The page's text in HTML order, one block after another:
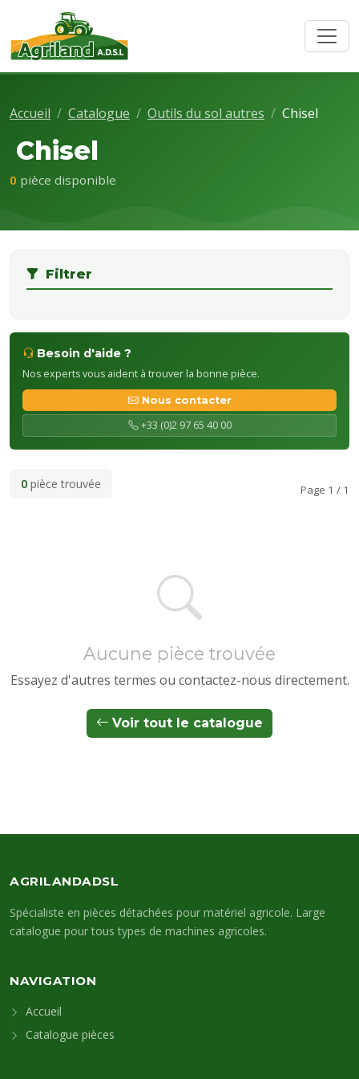
Accueil Catalogue Outils du sol autres Chisel
Chisel
0 pièce disponible
Filtrer
Besoin d'aide ?
Nos experts vous aident à trouver la bonne pièce.
Nous contacter
+33 (0)2 97 65 40 00
0 pièce trouvée Page 1 / 1
Aucune pièce trouvée
Essayez d'autres termes ou contactez-nous directement.
Voir tout le catalogue
AGRILANDADSL
Spécialiste en pièces détachées pour matériel agricole. Large
catalogue pour tous types de machines agricoles.
NAVIGATION
Accueil
Catalogue pièces